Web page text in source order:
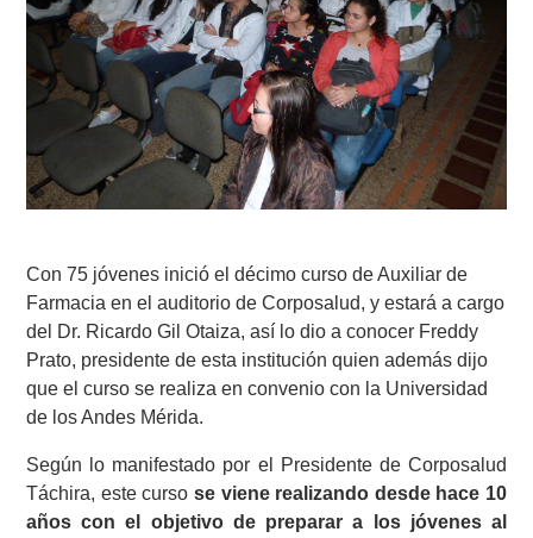
Con 75 jóvenes inició el décimo curso de Auxiliar de
Farmacia en el auditorio de Corposalud, y estará a cargo
del Dr. Ricardo Gil Otaiza, así lo dio a conocer Freddy
Prato, presidente de esta institución quien además dijo
que el curso se realiza en convenio con la Universidad
de los Andes Mérida.
Según lo manifestado por el Presidente de Corposalud
Táchira, este curso se viene realizando desde hace 10
añoscon el objetivo de preparara los jóvenes al